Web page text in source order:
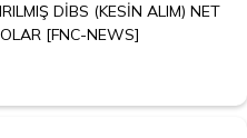
DİBS (KESİN ALIM) NET
[FNC-NEWS]